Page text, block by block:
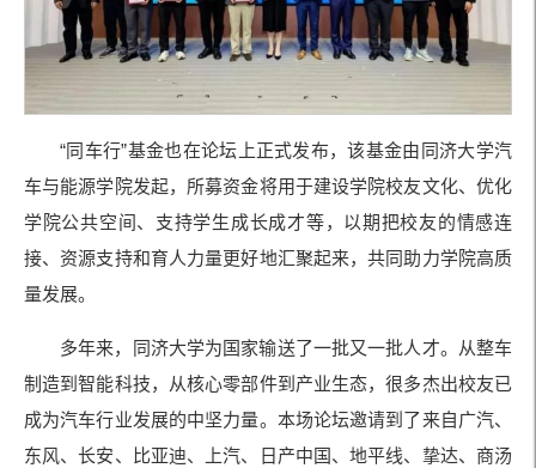
“同车行”基金也在论坛上正式发布，该基金由同济大学汽
车与能源学院发起，所募资金将用于建设学院校友文化、优化
学院公共空间、支持学生成长成才等，以期把校友的情感连
接、资源支持和育人力量更好地汇聚起来，共同助力学院高质
量发展。
多年来，同济大学为国家输送了一批又一批人才。从整车
制造到智能科技，从核心零部件到产业生态，很多杰出校友已
成为汽车行业发展的中坚力量。本场论坛邀请到了来自广汽、
东风、长安、比亚迪、上汽、日产中国、地平线、挚达、商汤